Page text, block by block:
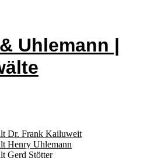
Uhlemann |
Dr. Frank Kailuweit
Henry Uhlemann
Gerd Stötter